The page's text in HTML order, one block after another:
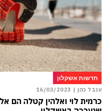
חדשות אשקלון
ענבל כהן | 16/03/2023